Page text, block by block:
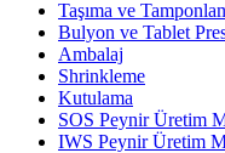
Taşıma ve
Bulyon ve Tablet
Ambalaj
Shrinkleme
Kutulama
SOS Peynir Üretim
IWS Peynir Üretim